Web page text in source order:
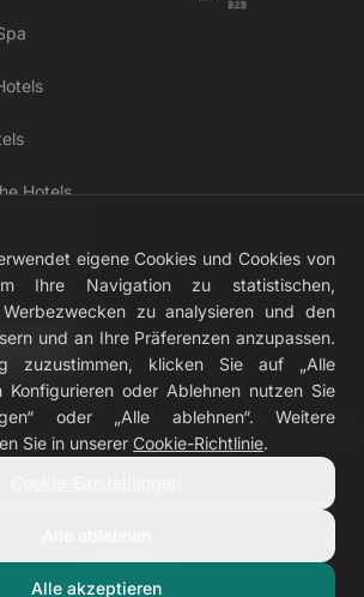
Hotels
Cookie-Einstellungen
eigene Cookies und Cookies von
Ihre Navigation zu statistischen,
zu analysieren und den
und an Ihre Präferenzen anzupassen.
zuzustimmen, klicken Sie auf „Alle
Konfigurieren oder Ablehnen nutzen Sie
oder „Alle ablehnen“. Weitere
Sie in unserer Cookie-Richtlinie.
Alle akzeptieren